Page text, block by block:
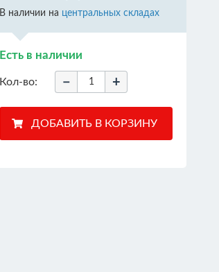
В наличии на центральных складах
Есть в наличии
Кол-во: − +